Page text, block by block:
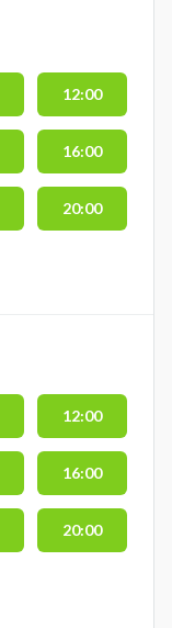
12:00
16:00
20:00
12:00
16:00
20:00